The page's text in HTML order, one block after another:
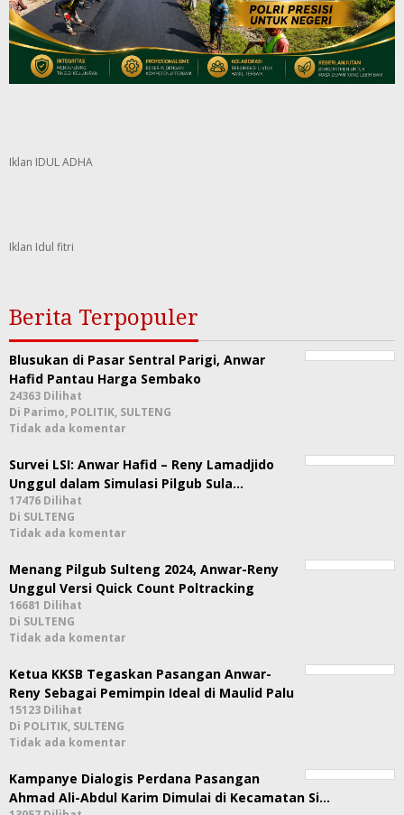
Iklan IDUL ADHA
Iklan Idul fitri
Berita Terpopuler
Blusukan di Pasar Sentral Parigi, Anwar
Hafid Pantau Harga Sembako
24363 Dilihat
Di Parimo, POLITIK, SULTENG
Tidak ada komentar
Survei LSI: Anwar Hafid – Reny Lamadjido
Unggul dalam Simulasi Pilgub Sula…
17476 Dilihat
Di SULTENG
Tidak ada komentar
Menang Pilgub Sulteng 2024, Anwar-Reny
Unggul Versi Quick Count Poltracking
16681 Dilihat
Di SULTENG
Tidak ada komentar
Ketua KKSB Tegaskan Pasangan Anwar-
Reny Sebagai Pemimpin Ideal di Maulid Palu
15123 Dilihat
Di POLITIK, SULTENG
Tidak ada komentar
Kampanye Dialogis Perdana Pasangan
Ahmad Ali-Abdul Karim Dimulai di Kecamatan Si…